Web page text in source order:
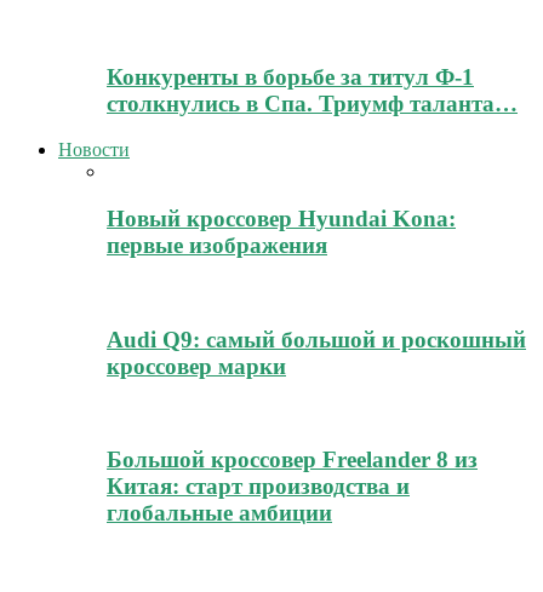
Конкуренты в борьбе за титул Ф-1
столкнулись в Спа. Триумф таланта…
Новости
Новый кроссовер Hyundai Kona:
первые изображения
Audi Q9: самый большой и роскошный
кроссовер марки
Большой кроссовер Freelander 8 из
Китая: старт производства и
глобальные амбиции